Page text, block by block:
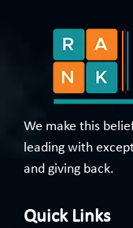
We make this
leading with
and giving back.
Quick Links